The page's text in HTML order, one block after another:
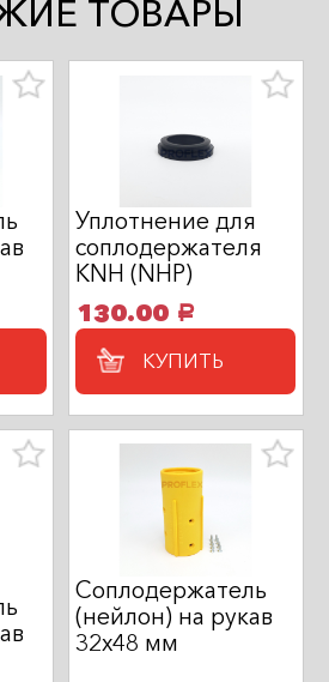
ТОВАРЫ
Уплотнение для
соплодержателя
KNH (NHP)
130.00 a
КУПИТЬ
Соплодержатель
(нейлон) на рукав
32х48 мм